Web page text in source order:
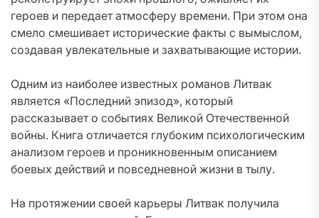
героев и передает атмосферу времени. При этом она
смело смешивает исторические факты с вымыслом,
создавая увлекательные и захватывающие истории.
Одним из наиболее известных романов Литвак
является «Последний эпизод», который
рассказывает о событиях Великой Отечественной
войны. Книга отличается глубоким психологическим
анализом героев и проникновенным описанием
боевых действий и повседневной жизни в тылу.
На протяжении своей карьеры Литвак получила